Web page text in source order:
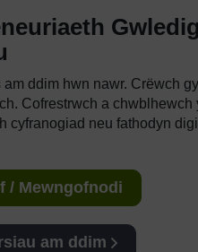
am ddim hwn nawr. Crëwch
Cofrestrwch a chwblhewch
cyfranogiad neu fathodyn
/ Mewngofnodi
am ddim